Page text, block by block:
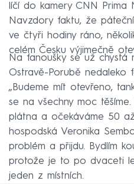
líčí do kamery CNN Prima
Navzdory faktu, že
ve čtyři hodiny ráno,
celém Česku výjimečně
Na fanoušky se už chystá
Ostravě-Porubě nedaleko
„Budeme mít otevřeno,
se na všechny moc
plátna a očekáváme 50
hospodská Veronika
problém a přijdu. Bydlím
protože je to po dvaceti
jeden z místních.